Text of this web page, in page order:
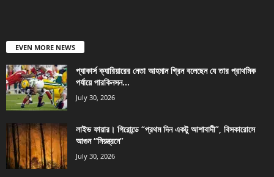
EVEN MORE NEWS
প্যাকার্স ক্যারিয়ারের নেতা আহমান গ্রিন বলেছেন যে তার প্রাথমিক
পর্যায়ে পারকিনসন...
July 30, 2026
লাইভ ফায়ার। গিরোন্ডে “প্রথম দিন একটু আশাবাদী”, বিসকারোসে
আগুন “নিয়ন্ত্রনে”
July 30, 2026